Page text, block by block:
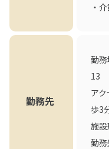
・
勤務先
勤
13
ア
歩3
施
勤